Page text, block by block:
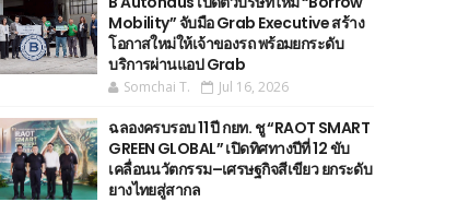
Mobility” จับมือ Grab Executive สร้าง
โอกาสใหม่ให้เจ้าของรถ พร้อมยกระดับ
บริการผ่านแอป Grab
Somchai T. Jul 16, 2026
ฉลองครบรอบ 11 ปี กยท. ชู “RAOT SMART
GREEN GLOBAL” เปิดทิศทางปีที่ 12 ขับ
เคลื่อนนวัตกรรม–เศรษฐกิจสีเขียว ยกระดับ
ยางไทยสู่สากล